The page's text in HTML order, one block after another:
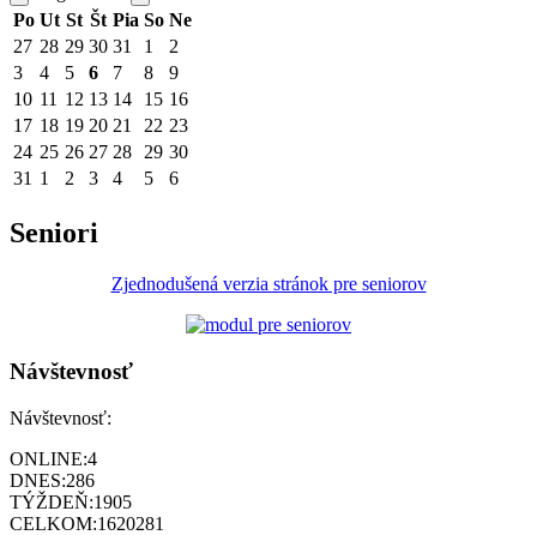
Po Ut St Št Pia So Ne
27 28 29 30 31 1
2
3
4 5 6 7 8
9
10 11 12 13 14 15 16
17 18 19 20 21 22 23
24 25 26 27 28 29 30
31 1 2 3 4 5 6
Seniori
Zjednodušená verzia stránok pre seniorov
Návštevnosť
Návštevnosť:
ONLINE:4
DNES:286
TÝŽDEŇ:1905
CELKOM:1620281